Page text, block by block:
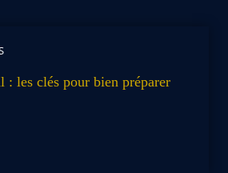
: les clés pour bien préparer